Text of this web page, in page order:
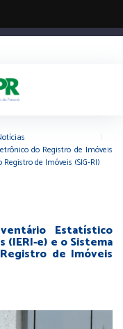
do Registro de Imóveis
de Imóveis (SIG-RI)
Estatístico
e) e o Sistema
de Imóveis